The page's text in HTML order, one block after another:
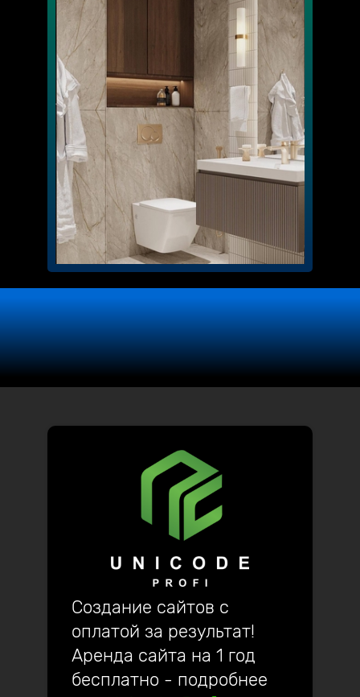
Создание сайтов с
оплатой за результат!
Аренда сайта на 1 год
бесплатно - подробнее